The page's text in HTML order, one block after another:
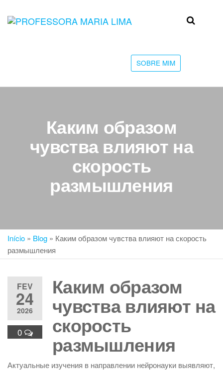
Professora
faculdade
SOBRE MIM
Каким образом
чувства влияют на
скорость
размышления
Início » Blog » Каким образом чувства влияют на скорость
размышления
FEV
24
2026
0
Каким образом
чувства влияют на
скорость
размышления
Актуальные изучения в направлении нейронауки выявляют,